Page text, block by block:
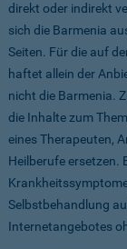
direkt oder indirekt
sich die Barmenia
Seiten. Für die auf
haftet allein der
nicht die Barmenia.
die Inhalte zum
eines Therapeuten,
Heilberufe ersetzen.
Selbstbehandlung
Internetangebotes